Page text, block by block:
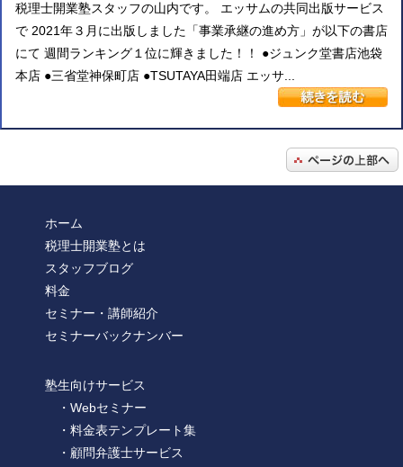
税理士開業塾スタッフの山内です。 エッサムの共同出版サービス
で 2021年３月に出版しました「事業承継の進め方」が以下の書店
にて 週間ランキング１位に輝きました！！ ●ジュンク堂書店池袋
本店 ●三省堂神保町店 ●TSUTAYA田端店 エッサ...
ホーム
税理士開業塾とは
スタッフブログ
料金
セミナー・講師紹介
セミナーバックナンバー
塾生向けサービス
・Webセミナー
・料金表テンプレート集
・顧問弁護士サービス